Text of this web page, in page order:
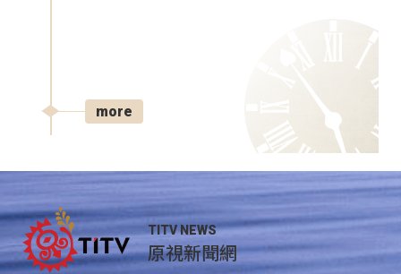
more
TITV NEWS
原視新聞網